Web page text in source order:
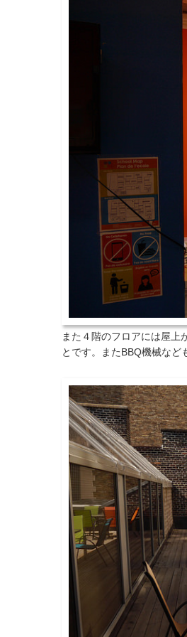
また４階のフロアには屋上
とです。またBBQ機械など